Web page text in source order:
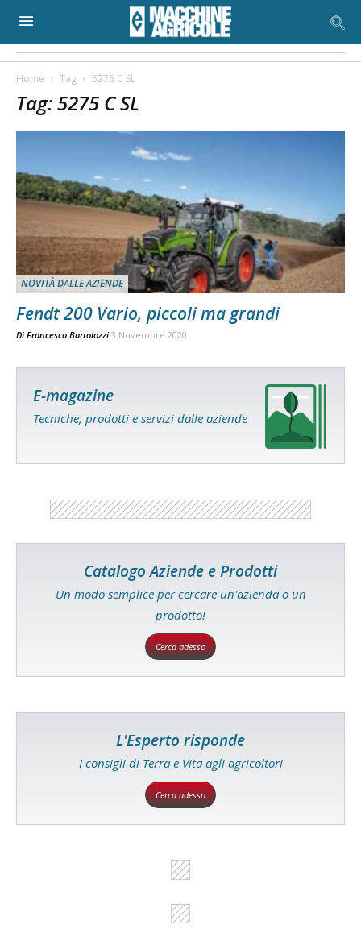
Home Tag 5275 C SL
Tag: 5275 C SL
NOVITÀ DALLE AZIENDE
Fendt 200 Vario, piccoli ma grandi
Di Francesco Bartolozzi 3 Novembre 2020
E-magazine
Tecniche, prodotti e servizi dalle aziende
Catalogo Aziende e Prodotti
Un modo semplice per cercare un'azienda o un
prodotto!
Cerca adesso
L'Esperto risponde
I consigli di Terra e Vita agli agricoltori
Cerca adesso